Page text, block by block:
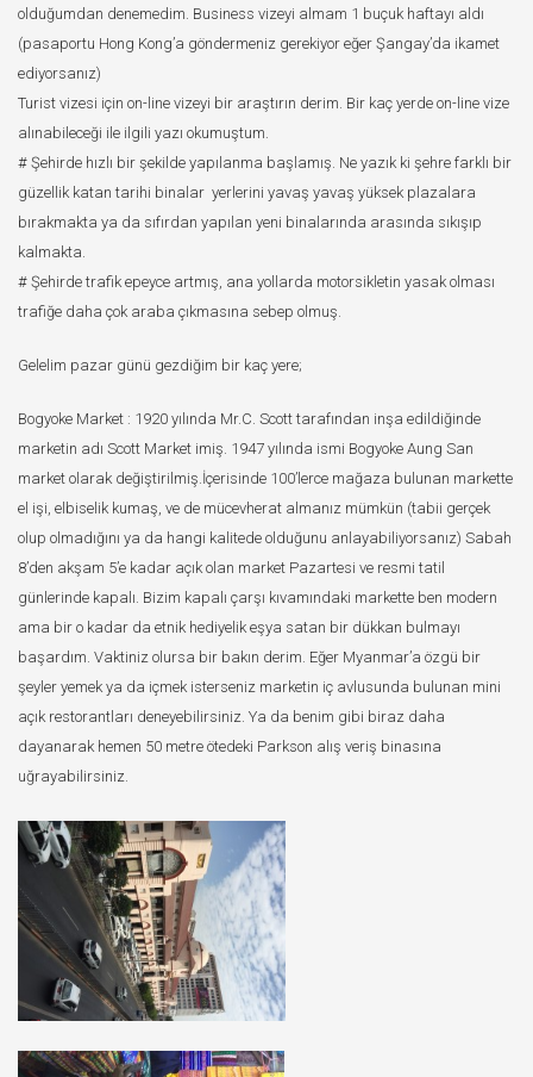
olduğumdan denemedim. Business vizeyi almam 1 buçuk haftayı aldı
(pasaportu Hong Kong’a göndermeniz gerekiyor eğer Şangay’da ikamet
ediyorsanız)
Turist vizesi için on-line vizeyi bir araştırın derim. Bir kaç yerde on-line vize
alınabileceği ile ilgili yazı okumuştum.
# Şehirde hızlı bir şekilde yapılanma başlamış. Ne yazık ki şehre farklı bir
güzellik katan tarihi binalar yerlerini yavaş yavaş yüksek plazalara
bırakmakta ya da sıfırdan yapılan yeni binalarında arasında sıkışıp
kalmakta.
# Şehirde trafik epeyce artmış, ana yollarda motorsikletin yasak olması
trafiğe daha çok araba çıkmasına sebep olmuş.
Gelelim pazar günü gezdiğim bir kaç yere;
Bogyoke Market : 1920 yılında Mr.C. Scott tarafından inşa edildiğinde
marketin adı Scott Market imiş. 1947 yılında ismi Bogyoke Aung San
market olarak değiştirilmiş.İçerisinde 100’lerce mağaza bulunan markette
el işi, elbiselik kumaş, ve de mücevherat almanız mümkün (tabii gerçek
olup olmadığını ya da hangi kalitede olduğunu anlayabiliyorsanız) Sabah
8’den akşam 5’e kadar açık olan market Pazartesi ve resmi tatil
günlerinde kapalı. Bizim kapalı çarşı kıvamındaki markette ben modern
ama bir o kadar da etnik hediyelik eşya satan bir dükkan bulmayı
başardım. Vaktiniz olursa bir bakın derim. Eğer Myanmar’a özgü bir
şeyler yemek ya da içmek isterseniz marketin iç avlusunda bulunan mini
açık restorantları deneyebilirsiniz. Ya da benim gibi biraz daha
dayanarak hemen 50 metre ötedeki Parkson alış veriş binasına
uğrayabilirsiniz.